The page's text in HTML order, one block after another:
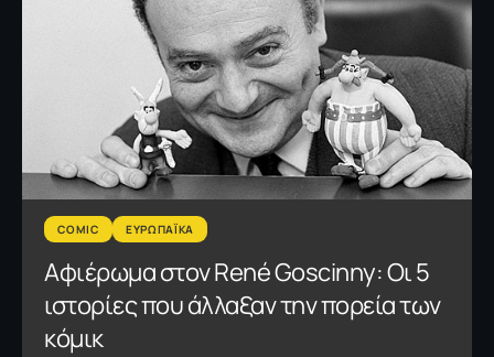
COMIC ΕΥΡΩΠΑΪΚΑ
Αφιέρωμα στον René Goscinny: Οι 5
ιστορίες που άλλαξαν την πορεία των
κόμικ